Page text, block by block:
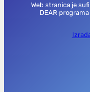
Web stranica je
DEAR